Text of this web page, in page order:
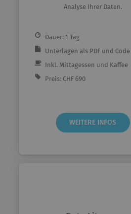
Analyse Ihrer Daten.
Dauer: 1 Tag
Unterlagen als PDF und Code
Inkl. Mittagessen und Kaffee
Preis: CHF 690
WEITERE INFOS